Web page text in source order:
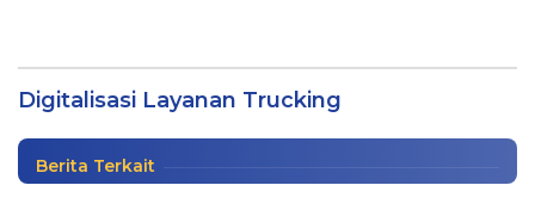
Digitalisasi Layanan Trucking
Logistik Efisien
IT|January 31, 2023
Berita Terkait